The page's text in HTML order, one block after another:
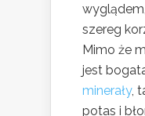
szereg
Mimo że
jest
minerały,
potas i